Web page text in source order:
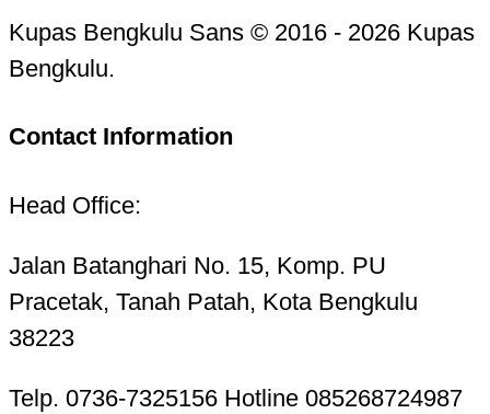
Kupas Bengkulu Sans © 2016 - 2026 Kupas
Bengkulu.
Contact Information
Head Office:
Jalan Batanghari No. 15, Komp. PU
Pracetak, Tanah Patah, Kota Bengkulu
38223
Telp. 0736-7325156 Hotline 085268724987